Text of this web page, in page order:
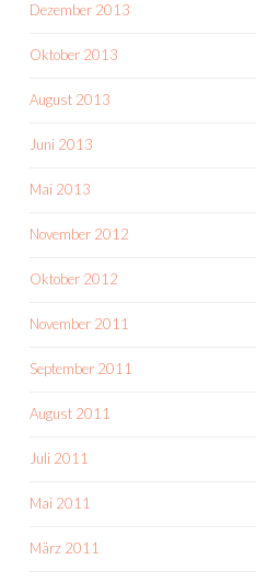
Dezember 2013
Oktober 2013
August 2013
Juni 2013
Mai 2013
November 2012
Oktober 2012
November 2011
September 2011
August 2011
Juli 2011
Mai 2011
März 2011